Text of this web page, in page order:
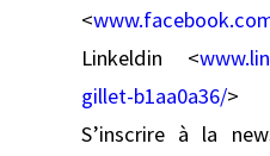
<
Linkeldin <
gillet-b1aa0a36/>
S’inscrire à la